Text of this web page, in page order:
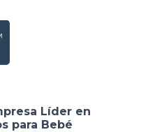
Líder en
para Bebé